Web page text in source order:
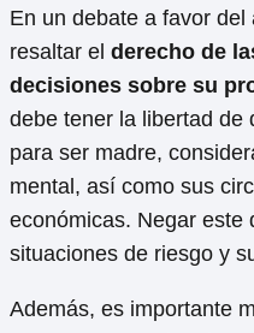
En un debate a favor
resaltar el derecho de
decisiones sobre su
debe tener la libertad de
para ser madre,
mental, así como sus
económicas. Negar este
situaciones de riesgo y
Además, es importante